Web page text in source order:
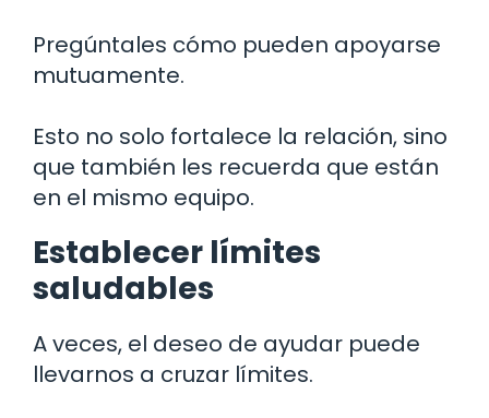
Pregúntales cómo pueden apoyarse
mutuamente.
Esto no solo fortalece la relación, sino
que también les recuerda que están
en el mismo equipo.
Establecer límites
saludables
A veces, el deseo de ayudar puede
llevarnos a cruzar límites.